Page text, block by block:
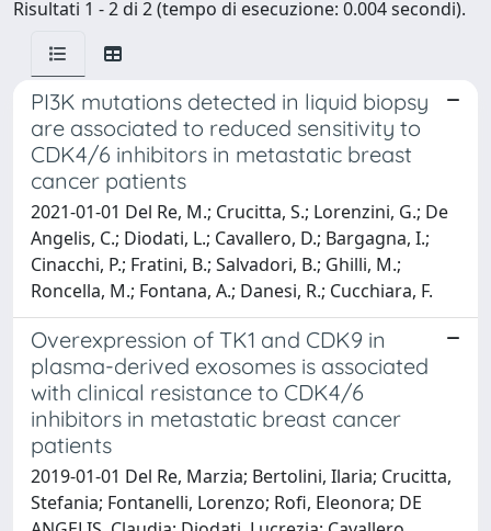
Risultati 1 - 2 di 2 (tempo di esecuzione: 0.004 secondi).
PI3K mutations detected in liquid biopsy
are associated to reduced sensitivity to
CDK4/6 inhibitors in metastatic breast
cancer patients
2021-01-01 Del Re, M.; Crucitta, S.; Lorenzini, G.; De
Angelis, C.; Diodati, L.; Cavallero, D.; Bargagna, I.;
Cinacchi, P.; Fratini, B.; Salvadori, B.; Ghilli, M.;
Roncella, M.; Fontana, A.; Danesi, R.; Cucchiara, F.
Overexpression of TK1 and CDK9 in
plasma-derived exosomes is associated
with clinical resistance to CDK4/6
inhibitors in metastatic breast cancer
patients
2019-01-01 Del Re, Marzia; Bertolini, Ilaria; Crucitta,
Stefania; Fontanelli, Lorenzo; Rofi, Eleonora; DE